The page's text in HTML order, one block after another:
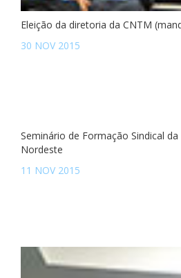
Eleição da diretoria da CNTM
30 NOV 2015
Seminário de Formação Sindical
Nordeste
11 NOV 2015